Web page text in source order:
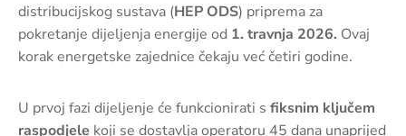
distribucijskog sustava (HEP ODS) priprema za
pokretanje dijeljenja energije od 1. travnja 2026. Ovaj
korak energetske zajednice čekaju već četiri godine.
U prvoj fazi dijeljenje će funkcionirati s fiksnim ključem
raspodjele koji se dostavlja operatoru 45 dana unaprijed